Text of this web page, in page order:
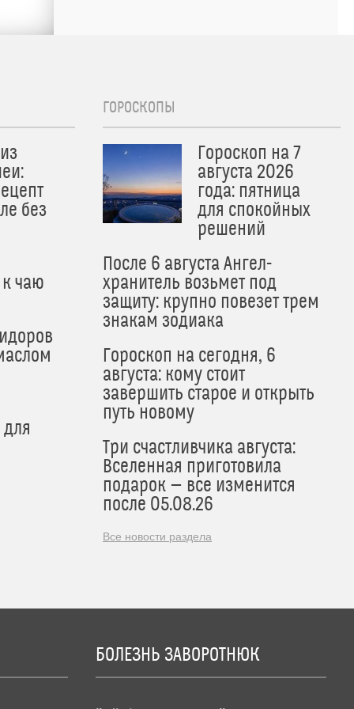
без
чаю
ГОРОСКОПЫ
Гороскоп на 7
августа 2026
года: пятница
для спокойных
решений
После 6 августа Ангел-
хранитель возьмет под
защиту: крупно повезет трем
знакам зодиака
Гороскоп на сегодня, 6
августа: кому стоит
завершить старое и открыть
путь новому
Три счастливчика августа:
Вселенная приготовила
подарок — все изменится
после 05.08.26
Все новости раздела
БОЛЕЗНЬ ЗАВОРОТНЮК